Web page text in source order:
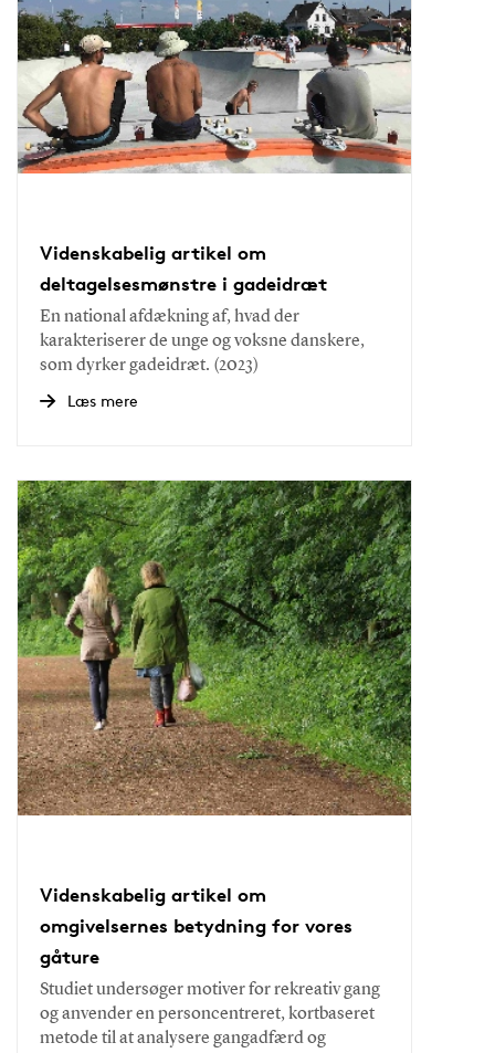
Videnskabelig artikel om
deltagelsesmønstre i gadeidræt
En national afdækning af, hvad der
karakteriserer de unge og voksne danskere,
som dyrker gadeidræt. (2023)
Læs mere
Videnskabelig artikel om
omgivelsernes betydning for vores
gåture
Studiet undersøger motiver for rekreativ gang
og anvender en personcentreret, kortbaseret
metode til at analysere gangadfærd og